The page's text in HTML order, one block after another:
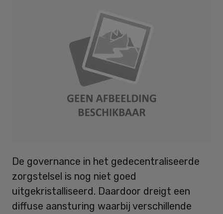
De governance in het gedecentraliseerde
zorgstelsel is nog niet goed
uitgekristalliseerd. Daardoor dreigt een
diffuse aansturing waarbij verschillende